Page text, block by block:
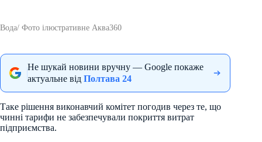
Вода/ Фото ілюстративне Аква360
Не шукай новини вручну — Google покаже
актуальне від Полтава 24
Таке рішення виконавчий комітет погодив через те, що
чинні тарифи не забезпечували покриття витрат
підприємства.